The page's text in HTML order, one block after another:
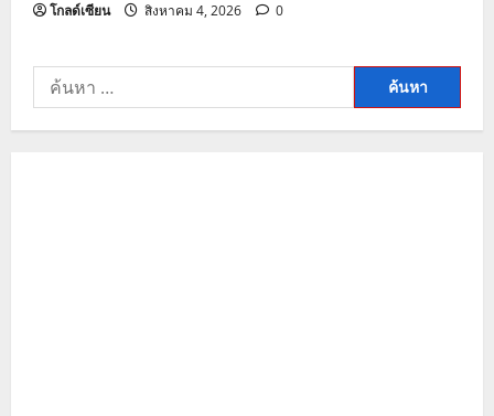
โกลด์เซียน สิงหาคม 4, 2026 0
ค้นหา
สำหรับ: